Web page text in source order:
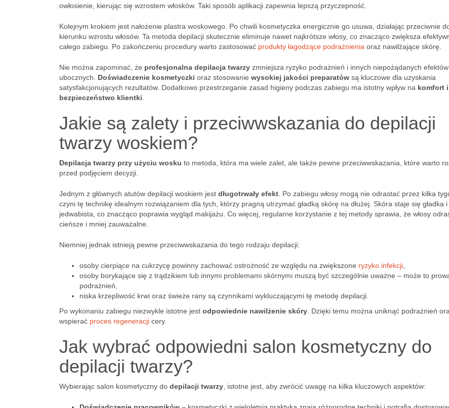
owłosienie, kierując się wzrostem włosków. Taki sposób aplikacji zapewnia lepszą przyczepność.
Kolejnym krokiem jest nałożenie plastra woskowego. Po chwili kosmetyczka energicznie go usuwa, działając przeciwnie
kierunku wzrostu włosów. Ta metoda depilacji skutecznie eliminuje nawet najkrótsze włosy, co znacząco zwiększa
całego zabiegu. Po zakończeniu procedury warto zastosować produkty łagodzące podrażnienia oraz nawilżające skórę.
Nie można zapominać, że profesjonalna depilacja twarzy zmniejsza ryzyko podrażnień i innych niepożądanych efektów
ubocznych. Doświadczenie kosmetyczki oraz stosowanie wysokiej jakości preparatów są kluczowe dla uzyskania
satysfakcjonujących rezultatów. Dodatkowo przestrzeganie zasad higieny podczas zabiegu ma istotny wpływ na komfort i
bezpieczeństwo klientki
Jakie są zalety i przeciwwskazania do depilacji
twarzy woskiem?
Depilacja twarzy przy użyciu wosku to metoda, która ma wiele zalet, ale także pewne przeciwwskazania, które warto
przed podjęciem decyzji.
Jednym z głównych atutów depilacji woskiem jest długotrwały efekt . Po zabiegu włosy mogą nie odrastać przez kilka
czyni tę technikę idealnym rozwiązaniem dla tych, którzy pragną utrzymać gładką skórę na dłużej. Skóra staje się gładka i
jedwabista, co znacząco poprawia wygląd makijażu. Co więcej, regularne korzystanie z tej metody sprawia, że włosy
cieńsze i mniej zauważalne.
Niemniej jednak istnieją pewne przeciwwskazania do tego rodzaju depilacji:
osoby cierpiące na cukrzycę powinny zachować ostrożność ze względu na zwiększone ryzyko infekcji
osoby borykające się z trądzikiem lub innymi problemami skórnymi muszą być szczególnie uważne – może to
podrażnień,
niska krzepliwość krwi oraz świeże rany są czynnikami wykluczającymi tę metodę depilacji.
Po wykonaniu zabiegu niezwykle istotne jest odpowiednie nawilżenie skóry . Dzięki temu można uniknąć podrażnień
wspierać proces regeneracji cery.
Jak wybrać odpowiedni salon kosmetyczny do
depilacji twarzy?
Wybierając salon kosmetyczny do depilacji twarzy , istotne jest, aby zwrócić uwagę na kilka kluczowych aspektów: